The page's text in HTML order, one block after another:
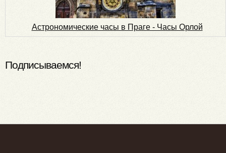
Астрономические часы в Праге - Часы Орлой
Подписываемся!